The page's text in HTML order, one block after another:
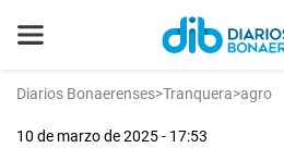
Diarios Bonaerenses>Tranquera>agro
10 de marzo de 2025 - 17:53